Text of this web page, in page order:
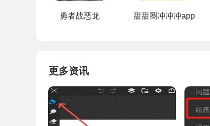
勇者战恶龙 甜甜圈冲冲冲app
更多资讯